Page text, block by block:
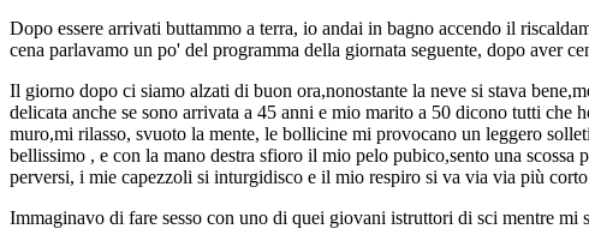
Dopo essere arrivati buttammo a terra, io andai in bagno accendo il
cena parlavamo un po' del programma della giornata seguente, dopo aver
Il giorno dopo ci siamo alzati di buon ora,nonostante la neve si stava
delicata anche se sono arrivata a 45 anni e mio marito a 50 dicono tutti
muro,mi rilasso, svuoto la mente, le bollicine mi provocano un leggero
bellissimo , e con la mano destra sfioro il mio pelo pubico,sento una
perversi, i mie capezzoli si inturgidisco e il mio respiro si va via via più
Immaginavo di fare sesso con uno di quei giovani istruttori di sci mentre